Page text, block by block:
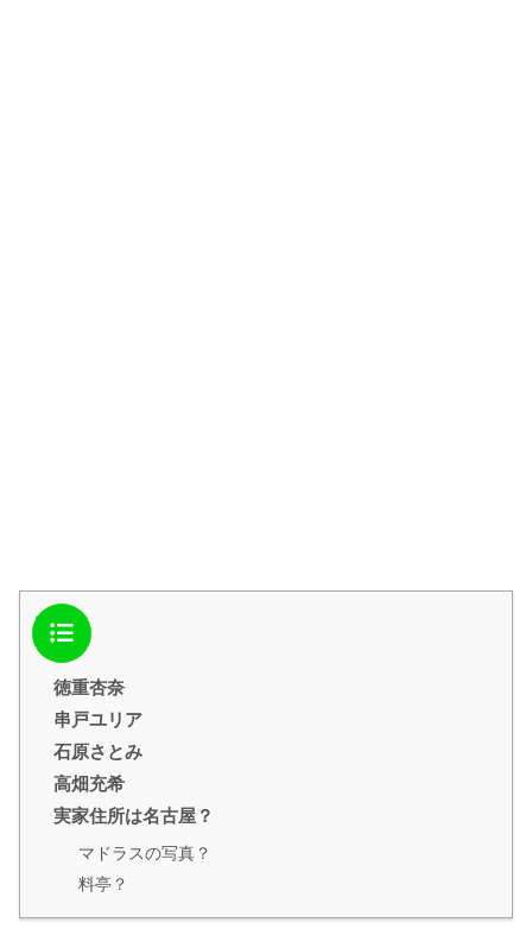
目次
徳重杏奈
串戸ユリア
石原さとみ
高畑充希
実家住所は名古屋？
マドラスの写真？
料亭？